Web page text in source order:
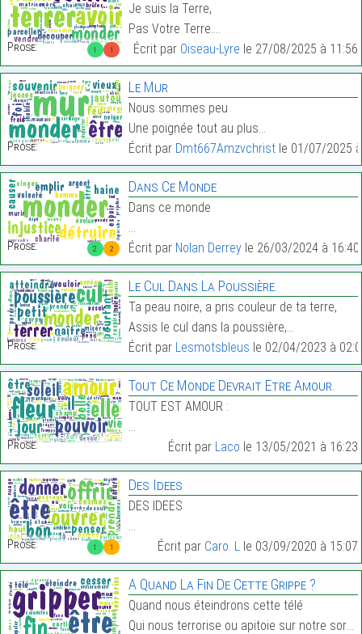
1 1
Prose:
Je suis la Terre,
Pas Votre Terre.…
Écrit par Oiseau-Lyre le 27/08/2025 à 11:56
Prose:
Le Mur
Nous sommes peu
Une poignée tout au plus…
Écrit par Dmt667Amzvchristle 01/07/2025
2 2
Prose:
Dans Ce Monde
Dans ce monde
…
Écrit par Nolan Derreyle 26/03/2024 à 16:40
Prose:
Le Cul Dans La Poussière.
Ta peau noire, a pris couleur de ta terre,
Assis le cul dans la poussière,…
Écrit par Lesmotsbleus le 02/04/2023 à
Prose:
Tout Ce Monde Devrait Etre Amour.
TOUT EST AMOUR :
…
Écrit par Laco le 13/05/2021 à 16:23
1 1
Prose:
Des Idees
DES IDEES
…
Écrit par Caro. Lle 03/09/2020 à 15:07
À Quand La Fin De Cette Grippe ?
Quand nous éteindrons cette télé
Qui nous terrorise ou apitoie sur notre sort…